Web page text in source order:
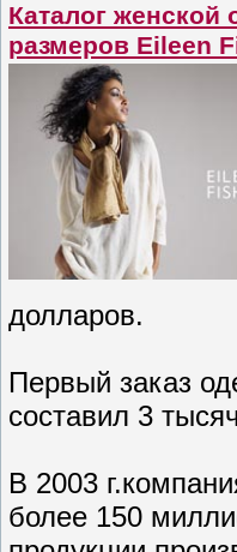
Каталог
размеров Eileen
долларов.
Первый заказ
составил 3
В 2003
более 150